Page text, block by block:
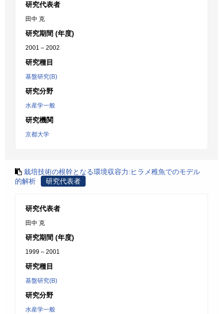
研究代表者
田中 克
研究期間 (年度)
2001 – 2002
研究種目
基盤研究(B)
研究分野
水産学一般
研究機関
京都大学
栽培技術の根幹となる環境収容力:ヒラメ稚魚でのモデル
的解析
研究代表者
研究代表者
田中 克
研究期間 (年度)
1999 – 2001
研究種目
基盤研究(B)
研究分野
水産学一般